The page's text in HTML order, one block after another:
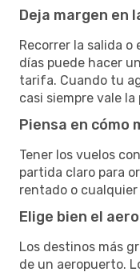
Deja margen en
Recorrer la salida o
días puede hacer
tarifa. Cuando tu
casi siempre vale la
Piensa en cómo
Tener los vuelos
partida claro para
rentado o
Elige bien el
Los destinos más
de un aeropuerto.